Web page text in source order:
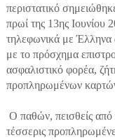
περιστατικό
πρωί της 13ης Ιουνίου
τηλεφωνικά με Έλληνα
με το πρόσχημα
ασφαλιστικό φορέα,
προπληρωμένων
Ο παθών, πεισθείς
τέσσερις